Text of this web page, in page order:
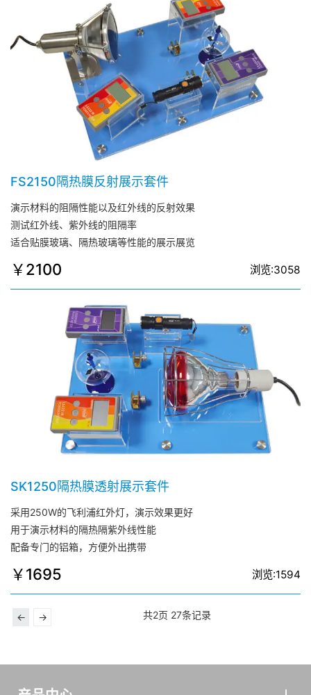
FS2150隔热膜反射展示套件
演示材料的阻隔性能以及红外线的反射效果
测试红外线、紫外线的阻隔率
适合贴膜玻璃、隔热玻璃等性能的展示展览
￥2100 浏览:3058
SK1250隔热膜透射展示套件
采用250W的飞利浦红外灯，演示效果更好
用于演示材料的隔热隔紫外线性能
配备专门的铝箱，方便外出携带
￥1695 浏览:1594
← → 共2页 27条记录